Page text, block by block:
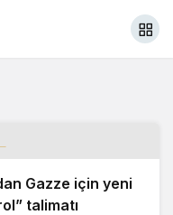
Gazze için yeni
talimatı